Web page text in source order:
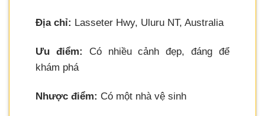
Địa chỉ: Lasseter Hwy, Uluru NT, Australia
Ưu điểm: Có nhiều cảnh đẹp, đáng để
khám phá
Nhược điểm: Có một nhà vệ sinh